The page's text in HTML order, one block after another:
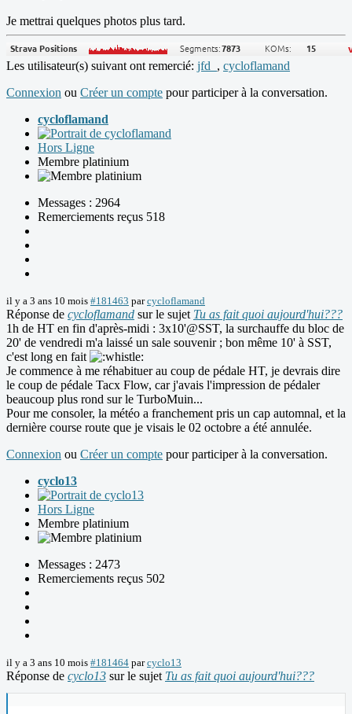
Je mettrai quelques photos plus tard.
Les utilisateur(s) suivant ont remercié: jfd_ , cycloflamand
Connexion ou Créer un compte pour participer à la conversation.
cycloflamand
Hors Ligne
Membre platinium
Messages : 2964
Remerciements reçus 518
il y a 3 ans 10 mois #181463 parcycloflamand
Réponse de cycloflamand sur le sujet Tu as fait quoi aujourd'hui???
1h de HT en fin d'après-midi : 3x10'@SST, la surchauffe du bloc de
20' de vendredi m'a laissé un sale souvenir ; bon même 10' à SST,
c'est long en fait
Je commence à me réhabituer au coup de pédale HT, je devrais dire
le coup de pédale Tacx Flow, car j'avais l'impression de pédaler
beaucoup plus rond sur le TurboMuin...
Pour me consoler, la météo a franchement pris un cap automnal, et la
dernière course route que je visais le 02 octobre a été annulée.
Connexion ou Créer un compte pour participer à la conversation.
cyclo13
Hors Ligne
Membre platinium
Messages : 2473
Remerciements reçus 502
il y a 3 ans 10 mois #181464 parcyclo13
Réponse de cyclo13 sur le sujet Tu as fait quoi aujourd'hui???